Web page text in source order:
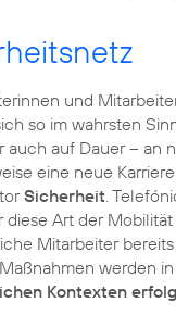
und
so im wahrsten
auf Dauer – an
eine neue
Sicherheit.
Art der
Mitarbeiter
werden
Kontexten